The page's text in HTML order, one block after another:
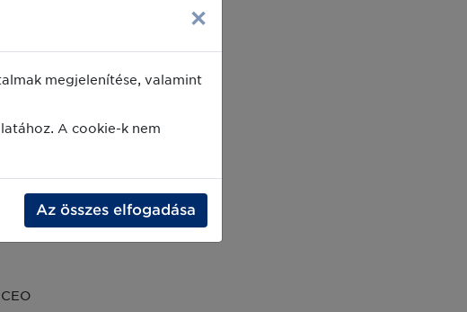
×
megjelenítése, valamint
A cookie-k nem
Az összes elfogadása